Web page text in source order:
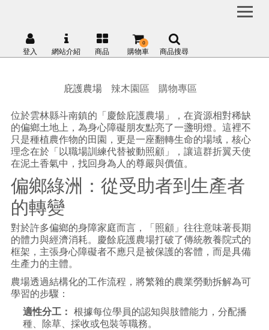
登入 網站介紹 商品 購物車
0
商品搜尋
庇護農場 辣木園區 購物專區
位於雲林縣斗南鎮的「慶餘庇護農場」，在資源相對稀缺
的偏鄉土地上，為身心障礙朋友點亮了一盞明燈。這裡不
只是種植農作物的田園，更是一座翻轉生命的場域，核心
理念在於「以職場訓練代替被動照顧」，讓這群折翼天使
在泥土香氣中，找回身為人的尊嚴與價值。
偏鄉綠洲：從受助者到生產者
的轉變
對於許多偏鄉的身障家庭而言，「照顧」往往意味著長期
的體力與經濟消耗。慶餘庇護農場打破了傳統教養院式的
框架，主張身心障礙者不應只是被保護的客體，而是具備
生產力的主體。
農場透過結構化的工作流程，將繁雜的農業勞動拆解為可
學習的步驟：
適性分工： 根據每位學員的認知與肢體能力，分配播
種、除草、採收或包裝等職務。